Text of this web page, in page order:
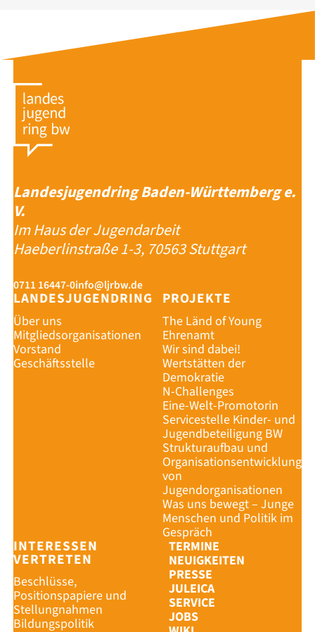
Landesjugendring Baden-Württemberg e.
V.
Im Haus der Jugendarbeit
Haeberlinstraße 1-3, 70563 Stuttgart
0711 16447-0info@ljrbw.de
LANDESJUGENDRING
Über uns
Mitgliedsorganisationen
Vorstand
Geschäftsstelle
PROJEKTE
The Länd of Young
Ehrenamt
Wir sind dabei!
Wertstätten der
Demokratie
N-Challenges
Eine-Welt-Promotorin
Servicestelle Kinder- und
Jugendbeteiligung BW
Strukturaufbau und
Organisationsentwicklung
von
Jugendorganisationen
Was uns bewegt – Junge
Menschen und Politik im
Gespräch
INTERESSEN
VERTRETEN
Beschlüsse,
Positionspapiere und
Stellungnahmen
Bildungspolitik
TERMINE
NEUIGKEITEN
PRESSE
JULEICA
SERVICE
JOBS